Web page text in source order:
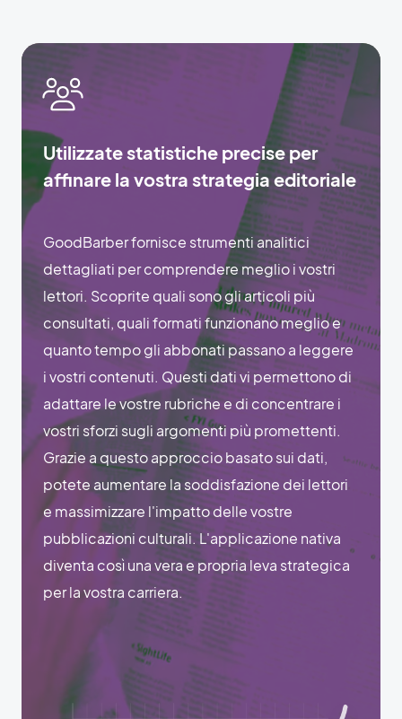
Utilizzate statistiche precise per
affinare la vostra strategia editoriale
GoodBarber fornisce strumenti analitici
dettagliati per comprendere meglio i vostri
lettori. Scoprite quali sono gli articoli più
consultati, quali formati funzionano meglio e
quanto tempo gli abbonati passano a leggere
i vostri contenuti. Questi dati vi permettono di
adattare le vostre rubriche e di concentrare i
vostri sforzi sugli argomenti più promettenti.
Grazie a questo approccio basato sui dati,
potete aumentare la soddisfazione dei lettori
e massimizzare l'impatto delle vostre
pubblicazioni culturali. L'applicazione nativa
diventa così una vera e propria leva strategica
per la vostra carriera.